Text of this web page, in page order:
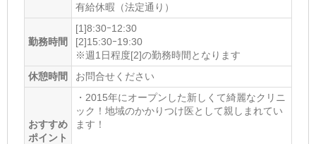
有給休暇（法定通り）
勤務時間
[1]8:30ｰ12:30
[2]15:30ｰ19:30
※週1日程度[2]の勤務時間となります
休憩時間
お問合せください
おすすめ
ポイント
・2015年にオープンした新しくて綺麗なクリニ
ック！地域のかかりつけ医として親しまれてい
ます！